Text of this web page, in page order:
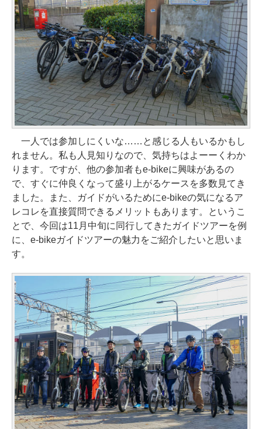
一人では参加しにくいな……と感じる人もいるかもし
れません。私も人見知りなので、気持ちはよーーくわか
ります。ですが、他の参加者もe-bikeに興味があるの
で、すぐに仲良くなって盛り上がるケースを多数見てき
ました。また、ガイドがいるためにe-bikeの気になるア
レコレを直接質問できるメリットもあります。というこ
とで、今回は11月中旬に同行してきたガイドツアーを例
に、e-bikeガイドツアーの魅力をご紹介したいと思いま
す。